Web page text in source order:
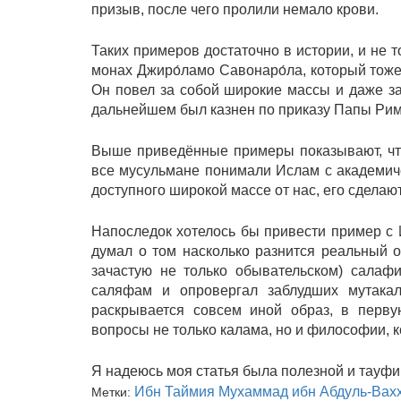
призыв, после чего пролили немало крови.
Таких примеров достаточно в истории, и не
монах Джиро́ламо Савонаро́ла, который
Он повел за собой широкие массы и даже
дальнейшем был казнен по приказу Папы
Выше приведённые примеры показывают,
все мусульмане понимали Ислам с
доступного широкой массе от нас, его
Напоследок хотелось бы привести пример
думал о том насколько разнится реальный
зачастую не только обывательском)
саляфам и опровергал заблудших
раскрывается совсем иной образ, в
вопросы не только калама, но и философии,
Я надеюсь моя статья была полезной и
Метки: Ибн Таймия Мухаммад ибн Абдуль-